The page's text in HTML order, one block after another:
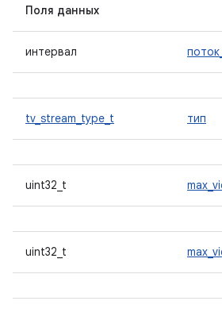
Поля данных
интервал
tv_stream_type_t тип
uint32_t
uint32_t